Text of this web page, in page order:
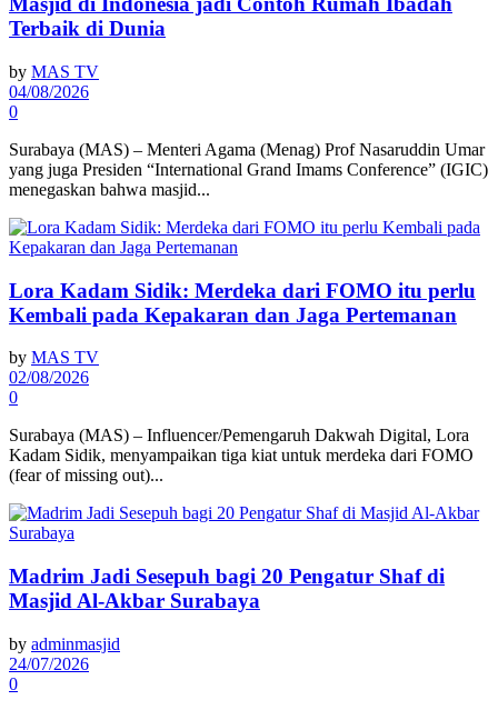
Terbaik di Dunia
by MAS TV
04/08/2026
0
Surabaya (MAS) – Menteri Agama (Menag) Prof Nasaruddin Umar
yang juga Presiden “International Grand Imams Conference” (IGIC)
menegaskan bahwa masjid...
Lora Kadam Sidik: Merdeka dari FOMO itu perlu
Kembali pada Kepakaran dan Jaga Pertemanan
by MAS TV
02/08/2026
0
Surabaya (MAS) – Influencer/Pemengaruh Dakwah Digital, Lora
Kadam Sidik, menyampaikan tiga kiat untuk merdeka dari FOMO
(fear of missing out)...
Madrim Jadi Sesepuh bagi 20 Pengatur Shaf di
Masjid Al-Akbar Surabaya
by adminmasjid
24/07/2026
0